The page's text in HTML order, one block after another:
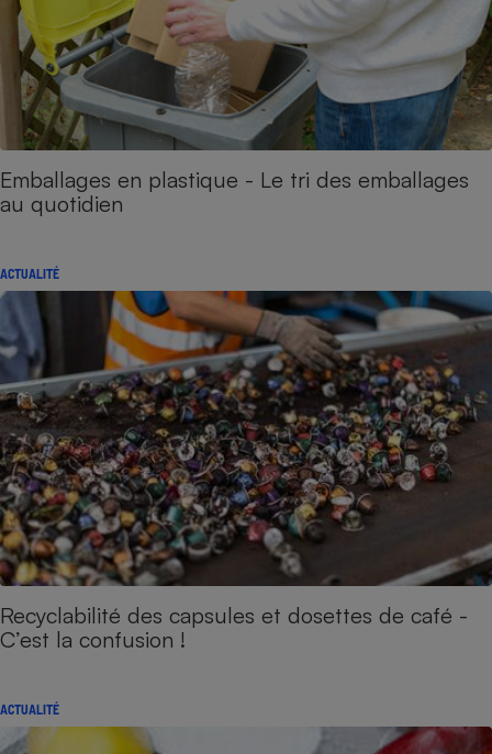
Emballages en plastique - Le tri des emballages
au quotidien
ACTUALITÉ
Recyclabilité des capsules et dosettes de café -
C’est la confusion !
ACTUALITÉ